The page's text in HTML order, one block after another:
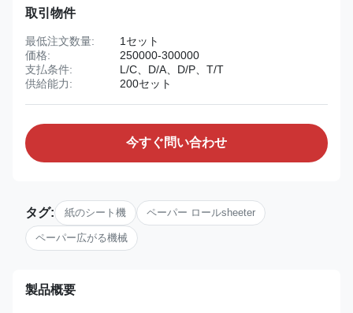
取引物件
最低注文数量:
1セット
価格:
250000-300000
支払条件:
L/C、D/A、D/P、T/T
供給能力:
200セット
今すぐ問い合わせ
タグ: 紙のシート機 ペーパー ロールsheeter
ペーパー広がる機械
製品概要